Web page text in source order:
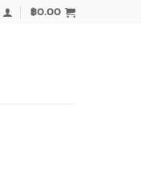
฿0.00